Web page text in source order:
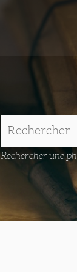
Rechercher une